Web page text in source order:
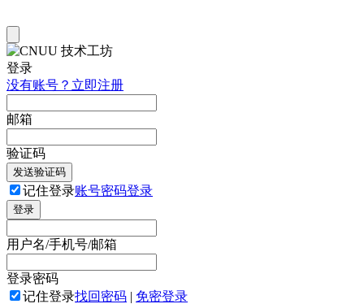
登录
没有账号？立即注册
邮箱
验证码
发送验证码
记住登录账号密码登录
登录
用户名/手机号/邮箱
登录密码
记住登录找回密码 | 免密登录